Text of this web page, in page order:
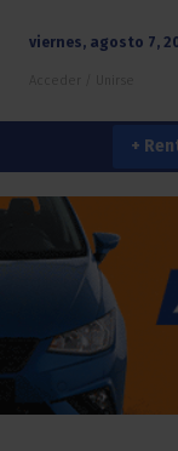
viernes, agosto 7,
+